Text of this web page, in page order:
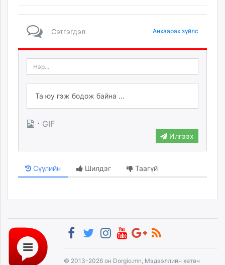
Сэтгэгдэл Анхаарах зүйлс
· GIF
Илгээх
Сүүлийн Шилдэг Таагүй
© 2013-2026 он Dorgio.mn, Мэдээллийн хөтөч